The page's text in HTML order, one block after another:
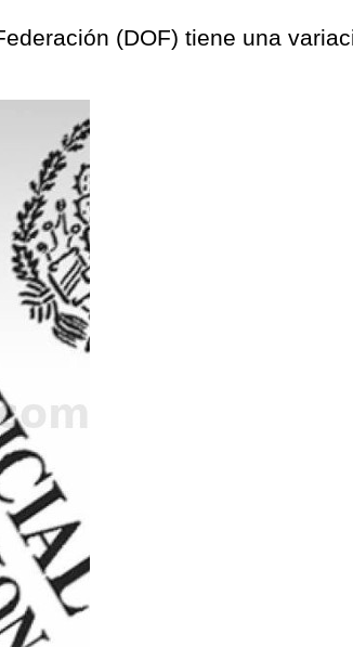
(DOF) tiene una